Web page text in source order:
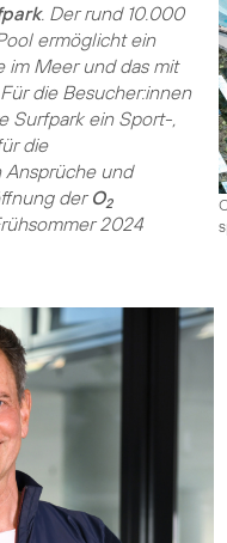
. Der rund 10.000
ermöglicht ein
im Meer und das mit
die Besucher:innen
Surfpark ein Sport-,
die
und
der O2
2024